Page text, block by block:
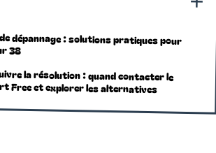
dépannage : solutions pratiques pour
38
la résolution : quand contacter le
Free et explorer les alternatives